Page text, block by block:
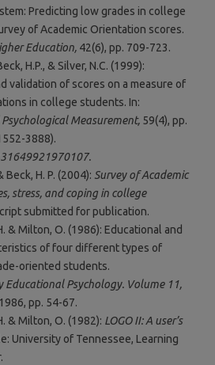
Predicting low grades in college
of Academic Orientation scores.
Education, 42(6), pp. 709-723.
H.P., & Silver, N.C. (1999):
validation of scores on a measure of
in college students. In:
Measurement, 59(4), pp.
3888).
Beck, H. P. (2004): Survey of Academic
stress, and coping in college
submitted for publication.
& Milton, O. (1986): Educational and
of four different types of
oriented students.
Educational Psychology. Volume 11,
pp. 54-67.
& Milton, O. (1982): LOGO II: A user’s
University of Tennessee, Learning